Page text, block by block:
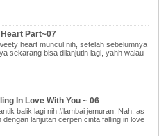
Part~07
heart muncul nih, setelah sebelumnya
sekarang bisa dilanjutin lagi, yahh walau
In Love With You ~ 06
balik lagi nih #lambai jemuran. Nah, as
lanjutan cerpen cinta falling in love